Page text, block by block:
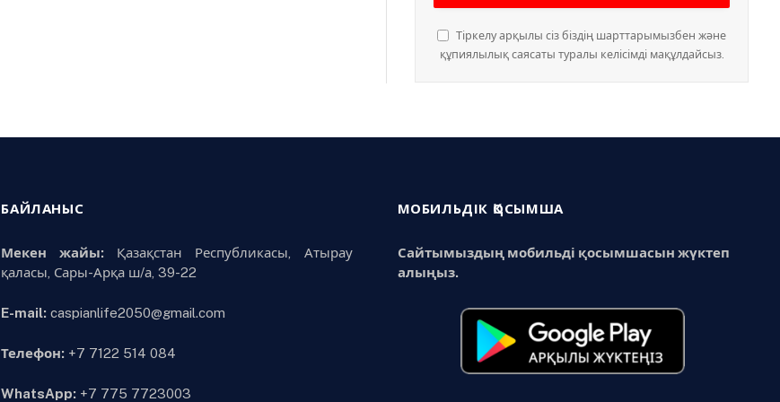
Тіркелу арқылы сіз біздің шарттарымызбен және
құпиялылық саясаты туралы келісімді мақұлдайсыз.
БАЙЛАНЫС
Мекен жайы:Қазақстан Республикасы, Атырау
қаласы, Сары-Арқа ш/а, 39-22
E-mail: caspianlife2050@gmail.com
Телефон: +7 7122 514 084
WhatsApp: +7 775 7723003
МОБИЛЬДІК ҚОСЫМША
Сайтымыздың мобильді қосымшасын жүктеп
алыңыз.